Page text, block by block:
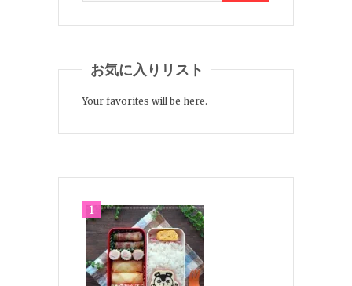
お気に入りリスト
Your favorites will be here.